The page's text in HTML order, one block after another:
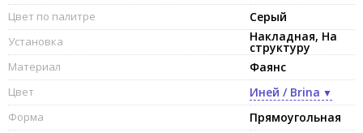
Цвет по палитре Серый
Установка Накладная, На
структуру
Материал Фаянс
Цвет Иней / Brina
Форма Прямоугольная